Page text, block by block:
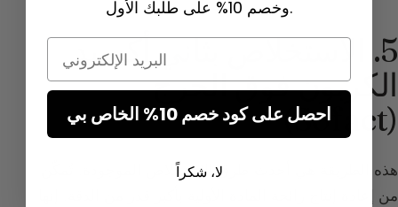
5. الاستخلاص بثاني أكسيد
الكربون فوق الحرج
(Sofact)
هذه الطريقة هي أحدث طرق الاستخلاص الموجودة. تُمكّن
من إعادة إنتاج رائحة المادة الأولية بأكبر قدر من الدقة. إنها
وخصم 10% على طلبك الأول.
احصل على كود خصم 10% الخاص بي
لا، شكراً